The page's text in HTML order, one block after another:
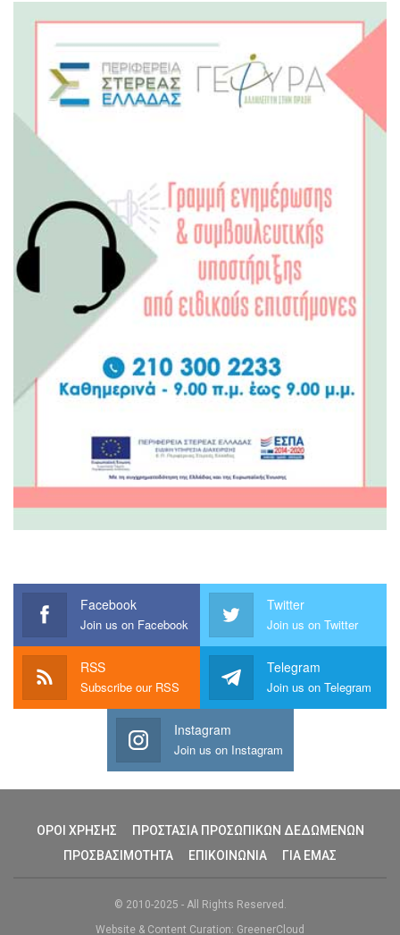
Facebook
Join us on Facebook
Twitter
Join us on Twitter
RSS
Subscribe our RSS
Telegram
Join us on Telegram
Instagram
Join us on Instagram
ΟΡΟΙ ΧΡΗΣΗΣ
ΠΡΟΣΤΑΣΙΑ ΠΡΟΣΩΠΙΚΩΝ ΔΕΔΩΜΕΝΩΝ
ΠΡΟΣΒΑΣΙΜΟΤΗΤΑ
ΕΠΙΚΟΙΝΩΝΙΑ ΓΙΑ ΕΜΑΣ
© 2010-2025 - All Rights Reserved.
Website & Content Curation: GreenerCloud